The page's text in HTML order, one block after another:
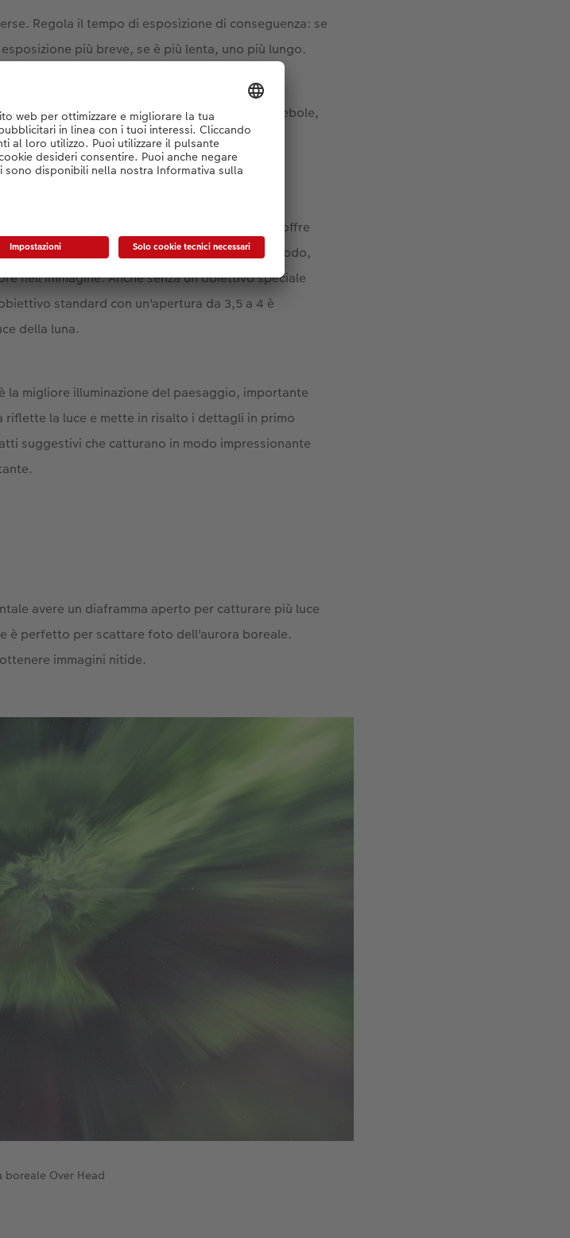
Regola il tempo di esposizione di conseguenza: se
più breve, se è più lenta, uno più lungo.
c'è un sacco di luce. Se l'aurora boreale è debole,
forte della luna rende l'aurora meno visibile o
difficile vederla e fotografarla.
il cielo più luminoso, la luce della luna offre
sensibilità ISO della fotocamera. In questo modo,
nell'immagine. Anche senza un obiettivo speciale
standard con un'apertura da 3,5 a 4 è
della luna.
la migliore illuminazione del paesaggio, importante
la luce e mette in risalto i dettagli in primo
suggestivi che catturano in modo impressionante
avere un diaframma aperto per catturare più luce
è perfetto per scattare foto dell'aurora boreale.
immagini nitide.
boreale Over Head